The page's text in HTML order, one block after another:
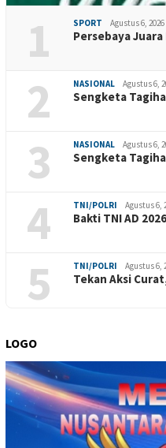
1 SPORT Agustus 6, 2026
Persebaya
2 NASIONAL Agustus 6,
Sengketa
3 NASIONAL Agustus 6,
Sengketa
4 TNI/POLRI Agustus 6,
Bakti TNI AD
5 TNI/POLRI Agustus 6,
Tekan Aksi
LOGO